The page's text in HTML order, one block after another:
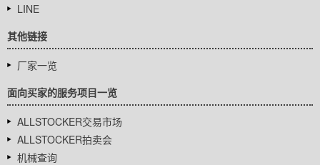
LINE
其他链接
厂家一览
面向买家的服务项目一览
ALLSTOCKER交易市场
ALLSTOCKER拍卖会
机械查询